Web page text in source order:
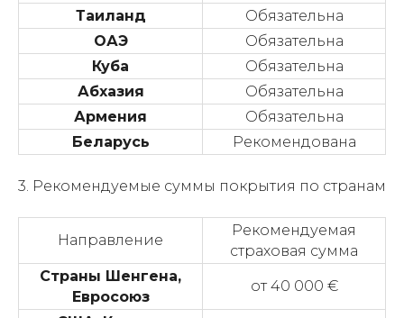
Таиланд
Обязательна
ОАЭ
Обязательна
Куба
Обязательна
Абхазия
Обязательна
Армения
Обязательна
Беларусь
Рекомендована
3. Рекомендуемые суммы покрытия по странам
Направление
Рекомендуемая
страховая сумма
Страны Шенгена,
Евросоюз
от 40 000 €